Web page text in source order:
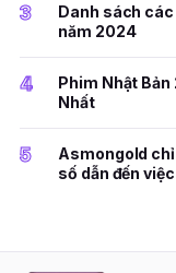
3
Danh sách
năm 2024
4
Phim Nhật
Nhất
5
Asmongold
số dẫn đến